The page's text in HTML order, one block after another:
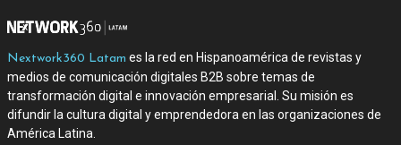
Nextwork360 Latam es la red en Hispanoamérica de revistas y
medios de comunicación digitales B2B sobre temas de
transformación digital e innovación empresarial. Su misión es
difundir la cultura digital y emprendedora en las organizaciones de
América Latina.